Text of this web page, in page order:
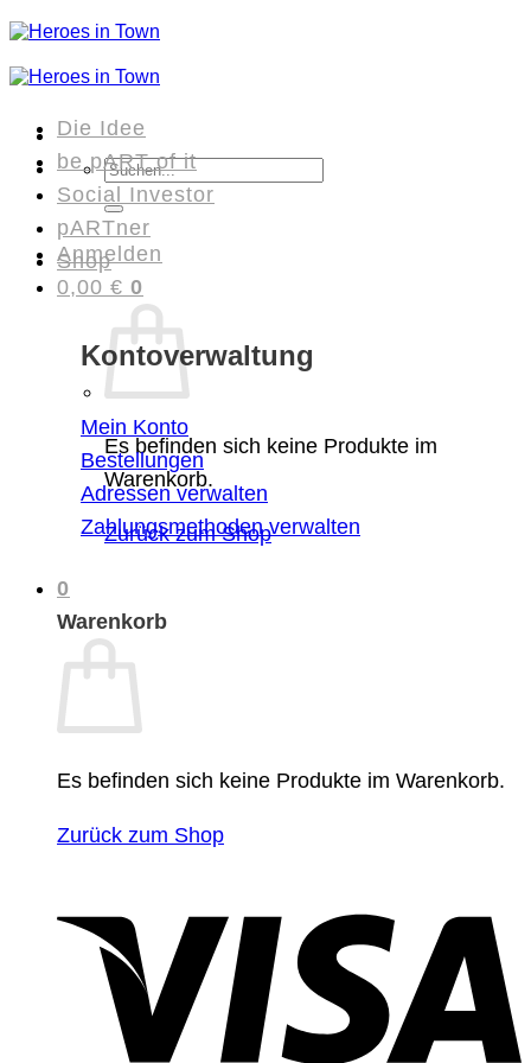
Zum
Inhalt
Suchen
nach:
Anmelden
0,00 € 0
Es befinden sich keine Produkte im
Warenkorb.
Zurück zum Shop
0
Warenkorb
Es befinden sich keine Produkte im Warenkorb.
Zurück zum Shop
Die Idee
be pART of it
Social Investor
pARTner
Shop
Kontoverwaltung
Mein Konto
Bestellungen
Adressen verwalten
Zahlungsmethoden verwalten